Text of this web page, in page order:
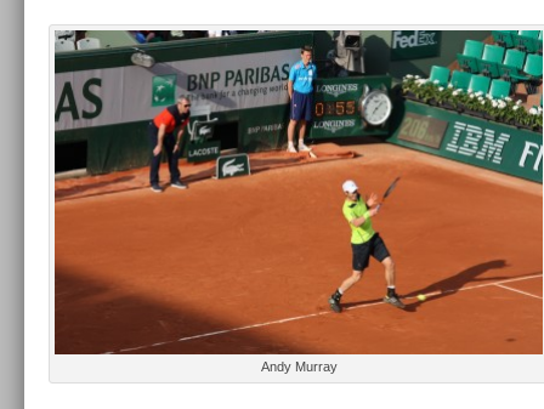
Andy Mur­ray